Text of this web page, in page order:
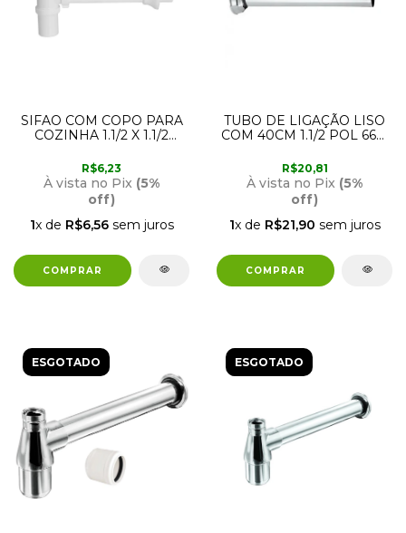
SIFAO COM COPO PARA
COZINHA 1.1/2 X 1.1/2
R$6,23
À vista no Pix (5%
off)
1x de R$6,56sem juros
TUBO DE LIGAÇÃO LISO
COM 40CM 1.1/2 POL 6661
R$20,81
À vista no Pix (5%
off)
1x de R$21,90 sem juros
ESGOTADO ESGOTADO